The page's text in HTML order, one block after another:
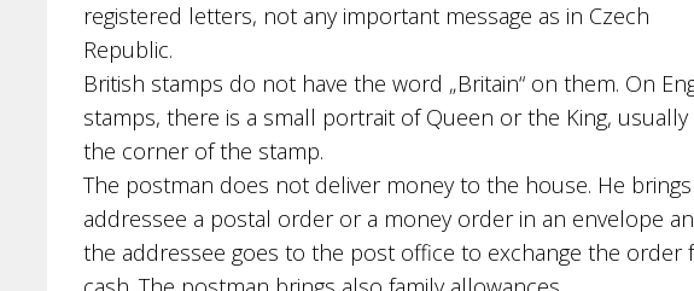
registered letters, not any important message as in Czech
Republic.
British stamps do not have the word „Britain“ on them. On
stamps, there is a small portrait of Queen or the King, usually
the corner of the stamp.
The postman does not deliver money to the house. He
addressee a postal order or a money order in an envelope
the addressee goes to the post office to exchange the order